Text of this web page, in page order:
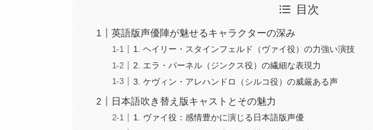
目次
英語版声優陣が魅せるキャラクターの深み
1. ヘイリー・スタインフェルド（ヴァイ役）の力強い演技
2. エラ・パーネル（ジンクス役）の繊細な表現力
3. ケヴィン・アレハンドロ（シルコ役）の威厳ある声
日本語吹き替え版キャストとその魅力
1. ヴァイ役：感情豊かに演じる日本語版声優